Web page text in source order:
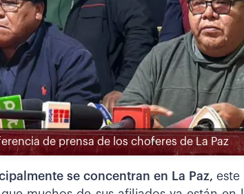
de prensa de los choferes de La Paz
se concentran en La Paz,este